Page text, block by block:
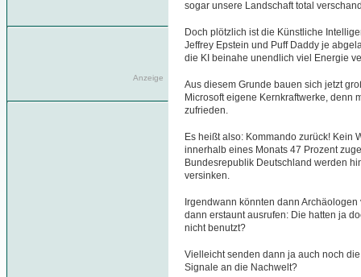
Anzeige
sogar unsere Landschaft total
Doch plötzlich ist die Künstliche
Jeffrey Epstein und Puff Daddy je
die KI beinahe unendlich viel Energie
Aus diesem Grunde bauen sich jetzt
Microsoft eigene Kernkraftwerke, denn
zufrieden.
Es heißt also: Kommando zurück! Kein
innerhalb eines Monats 47 Prozent
Bundesrepublik Deutschland werden
versinken.
Irgendwann könnten dann
dann erstaunt ausrufen: Die hatten ja
nicht benutzt?
Vielleicht senden dann ja auch noch
Signale an die Nachwelt?